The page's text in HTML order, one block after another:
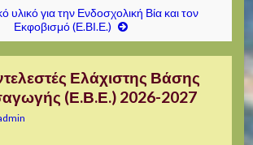
υλικό για την Ενδοσχολική Βία και τον
Εκφοβισμό (Ε.ΒΙ.Ε.)
Ελάχιστης Βάσης
(Ε.Β.Ε.) 2026-2027